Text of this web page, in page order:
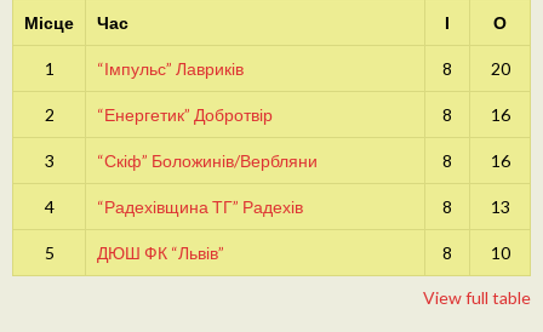
Місце Час І О
1 “Імпульс” Лавриків 8 20
2 “Енергетик” Добротвір 8 16
3 “Скіф” Боложинів/Вербляни 8 16
4 “Радехівщина ТГ” Радехів 8 13
5 ДЮШ ФК “Львів” 8 10
View full table